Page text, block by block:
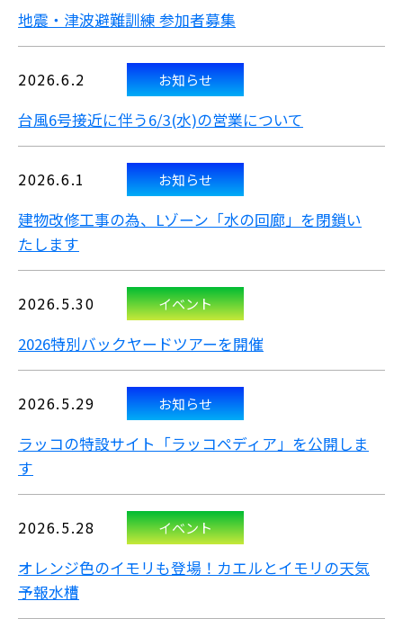
地震・津波避難訓練 参加者募集
2026.6.2 お知らせ
台風6号接近に伴う6/3(水)の営業について
2026.6.1 お知らせ
建物改修工事の為、Lゾーン「水の回廊」を閉鎖い
たします
2026.5.30 イベント
2026特別バックヤードツアーを開催
2026.5.29 お知らせ
ラッコの特設サイト「ラッコペディア」を公開しま
す
2026.5.28 イベント
オレンジ色のイモリも登場！カエルとイモリの天気
予報水槽